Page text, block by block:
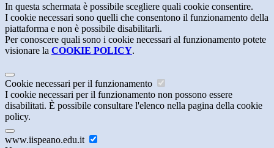
In questa schermata è possibile scegliere quali cookie consentire.
I cookie necessari sono quelli che consentono il funzionamento della
piattaforma e non è possibile disabilitarli.
Per conoscere quali sono i cookie necessari al funzionamento potete
visionare la COOKIE POLICY.
Cookie necessari per il funzionamento
I cookie necessari per il funzionamento non possono essere
disabilitati. È possibile consultare l'elenco nella pagina della cookie
policy.
www.iispeano.edu.it